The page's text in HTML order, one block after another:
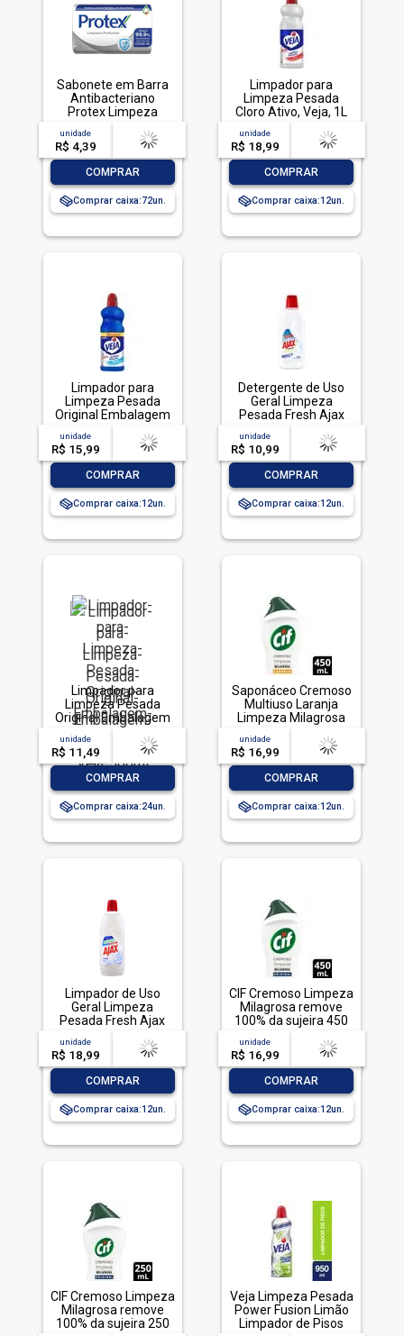
Sabonete em Barra
Antibacteriano
Protex Limpeza
Profunda Envoltório
unidade
R$ 4,39
acima de
-- --,--un.
COMPRAR
Comprar caixa:72
Limpador para
Limpeza Pesada
Cloro Ativo, Veja, 1L
unidade
R$ 18,99
acima de
-- --,--un.
COMPRAR
Comprar caixa:12
Limpador para
Limpeza Pesada
Original Embalagem
Econômica, Veja, 1L
unidade
R$ 15,99
acima de
-- --,--un.
COMPRAR
Comprar caixa:12
Detergente de Uso
Geral Limpeza
Pesada Fresh Ajax
Frasco 500ml
unidade
R$ 10,99
acima de
-- --,--un.
COMPRAR
Comprar caixa:12
Limpador para
Limpeza Pesada
Original Embalagem
Econômica, Veja,
unidade
R$ 11,49
acima de
-- --,--un.
COMPRAR
Comprar caixa:24
Saponáceo Cremoso
Multiuso Laranja
Limpeza Milagrosa
Cif Squeeze 450ml
unidade
R$ 16,99
acima de
-- --,--un.
COMPRAR
Comprar caixa:12
Limpador de Uso
Geral Limpeza
Pesada Fresh Ajax
Frasco 1l
unidade
R$ 18,99
acima de
-- --,--un.
COMPRAR
Comprar caixa:12
CIF Cremoso Limpeza
Milagrosa remove
100% da sujeira 450
ml
unidade
R$ 16,99
acima de
-- --,--un.
COMPRAR
Comprar caixa:12
CIF Cremoso Limpeza
Milagrosa remove
100% da sujeira 250
Veja Limpeza Pesada
Power Fusion Limão
Limpador de Pisos